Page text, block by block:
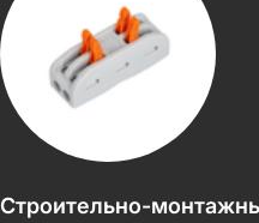
Строительно-